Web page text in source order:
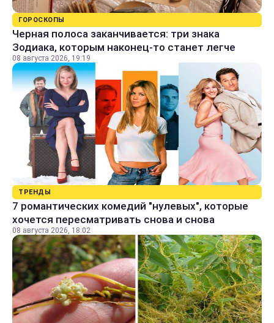
ГОРОСКОПЫ
Черная полоса заканчивается: три знака
Зодиака, которым наконец-то станет легче
08 августа 2026, 19:19
ТРЕНДЫ
7 романтических комедий "нулевых", которые
хочется пересматривать снова и снова
08 августа 2026, 18:02